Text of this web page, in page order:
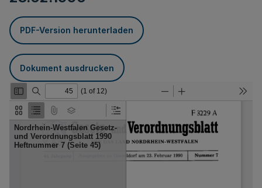
PDF-Version herunterladen
Dokument ausdrucken